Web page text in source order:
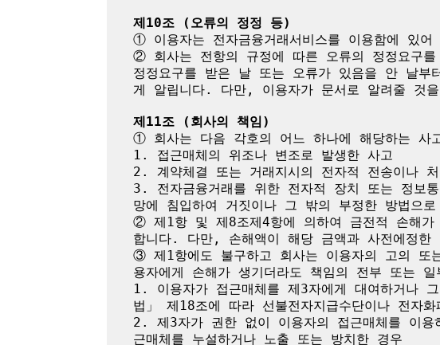
제10조 (오류의 정정 등)
① 이용자는 전자금융거래서비스를 이용함에 있
② 회사는 전항의 규정에 따른 오류의 정정요구
정정요구를 받은 날 또는 오류가 있음을 안 날부
게 알립니다. 다만, 이용자가 문서로 알려줄 것
제11조 (회사의 책임)
① 회사는 다음 각호의 어느 하나에 해당하는 사
1. 접근매체의 위조나 변조로 발생한 사고
2. 계약체결 또는 거래지시의 전자적 전송이나
3. 전자금융거래를 위한 전자적 장치 또는 정보
망에 침입하여 거짓이나 그 밖의 부정한 방법으
② 제1항 및 제8조제4항에 의하여 금전적 손해
합니다. 다만, 손해액이 해당 금액과 사전에정한
③ 제1항에도 불구하고 회사는 이용자의 고의 또
용자에게 손해가 생기더라도 책임의 전부 또는
1. 이용자가 접근매체를 제3자에게 대여하거나
법」 제18조에 따라 선불전자지급수단이나 전자
2. 제3자가 권한 없이 이용자의 접근매체를 이
근매체를 누설하거나 노출 또는 방치한 경우